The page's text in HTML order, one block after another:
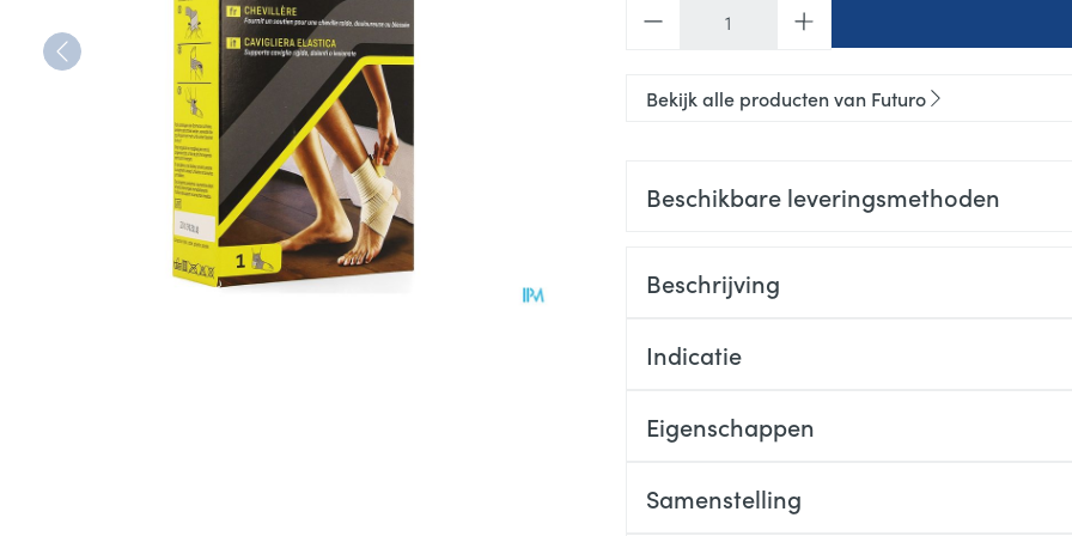
Bekijk alle producten van Futuro
Beschikbare leveringsmethoden
Beschrijving
Indicatie
Eigenschappen
Samenstelling